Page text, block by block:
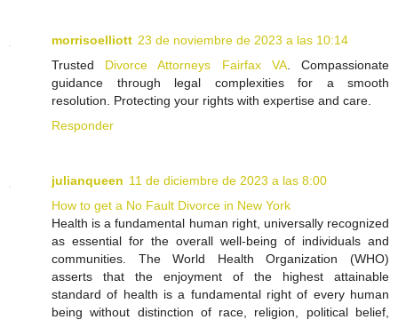
morrisoelliott 23 de noviembre de 2023 a las 10:14
Trusted Divorce Attorneys Fairfax VA. Compassionate
guidance through legal complexities for a smooth
resolution. Protecting your rights with expertise and care.
Responder
julianqueen 11 de diciembre de 2023 a las 8:00
How to get a No Fault Divorce in New York
Health is a fundamental human right, universally recognized
as essential for the overall well-being of individuals and
communities. The World Health Organization (WHO)
asserts that the enjoyment of the highest attainable
standard of health is a fundamental right of every human
being without distinction of race, religion, political belief,